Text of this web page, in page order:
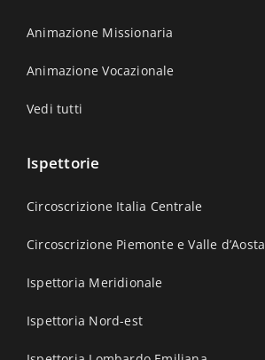
Animazione Missionaria
Animazione Vocazionale
Vedi tutti
Ispettorie
Circoscrizione Italia Centrale
Circoscrizione Piemonte e Valle d’Aosta
Ispettoria Meridionale
Ispettoria Nord-est